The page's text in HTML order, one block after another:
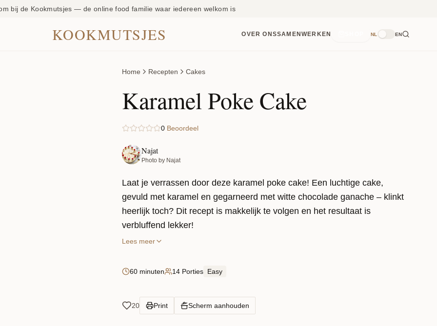
bij de Kookmutsjes — de online food familie waar iedereen welkom is
KOOKMUTSJES OVER ONSSAMENWERKEN NL EN
Home Recepten Cakes
Karamel Poke Cake
0 Beoordeel
Najat
Photo by Najat
Laat je verrassen door deze karamel poke cake! Een luchtige cake,
gevuld met karamel en gegarneerd met witte chocolade ganache – klinkt
heerlijk toch? Dit recept is makkelijk te volgen en het resultaat is
verbluffend lekker!
Lees meer
60 minuten 14 Porties Easy
20 Print Scherm aanhouden